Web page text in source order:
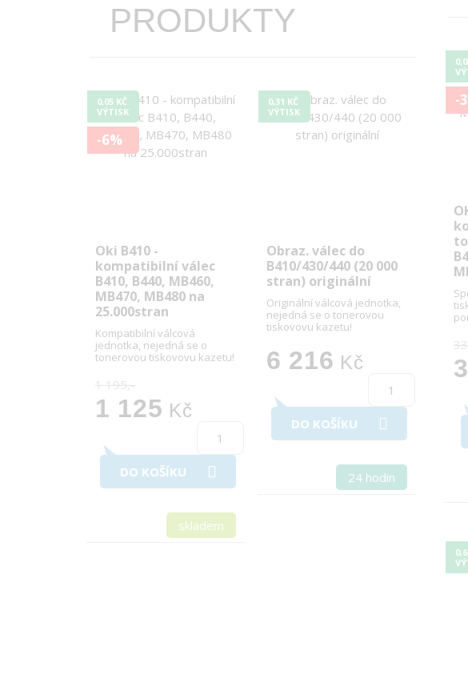
PRODUKTY
0,05 KČ
VÝTISK
-6%
Oki B410 -
kompatibilní válec
B410, B440, MB460,
MB470, MB480 na
25.000stran
Kompatibilní válcová
jednotka, nejedná se o
tonerovou tiskovovu kazetu!
1 195,-
1 125 Kč
DO KOŠÍKU
skladem
0,31 KČ
VÝTISK
Obraz. válec do
B410/430/440 (20 000
stran) originální
Originální válcová jednotka,
nejedná se o tonerovou
tiskovovu kazetu!
6 216 Kč
DO KOŠÍKU
24 hodin
-